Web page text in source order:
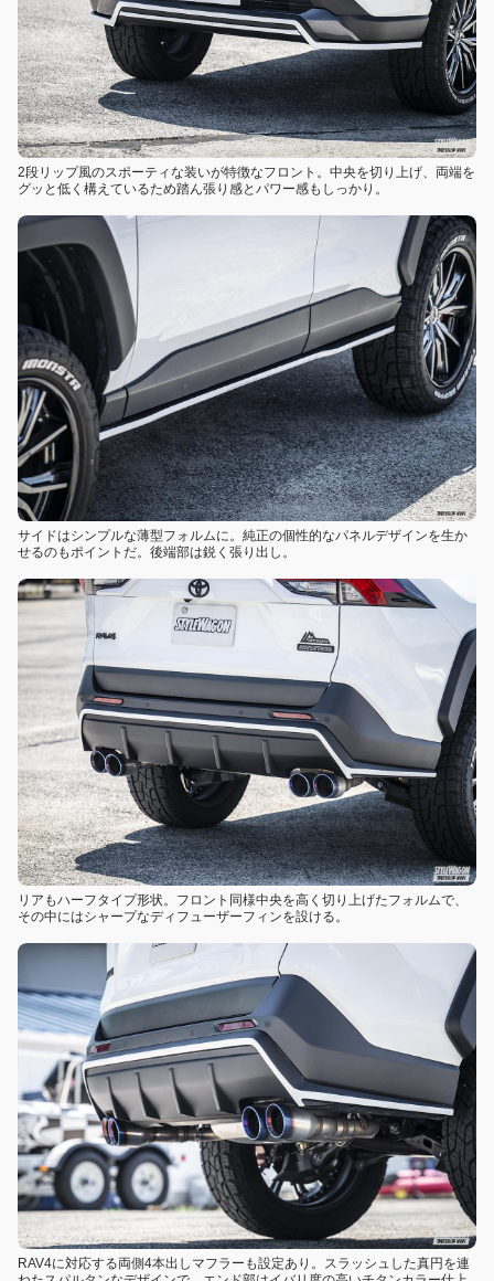
2段リップ風のスポーティな装いが特徴なフロント。中央を切り上げ、両端を
グッと低く構えているため踏ん張り感とパワー感もしっかり。
サイドはシンプルな薄型フォルムに。純正の個性的なパネルデザインを生か
せるのもポイントだ。後端部は鋭く張り出し。
リアもハーフタイプ形状。フロント同様中央を高く切り上げたフォルムで、
その中にはシャープなディフューザーフィンを設ける。
RAV4に対応する両側4本出しマフラーも設定あり。スラッシュした真円を連